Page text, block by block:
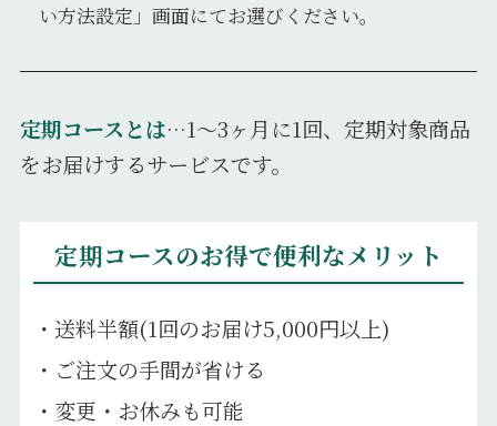
い方法設定」画面にてお選びください。
定期コースとは…1～3ヶ月に1回、定期対象商品
をお届けするサービスです。
定期コースのお得で便利なメリット
・送料半額(1回のお届け5,000円以上)
・ご注文の手間が省ける
・変更・お休みも可能